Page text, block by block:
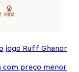
jogo Ruff Ghanor
com preço menor